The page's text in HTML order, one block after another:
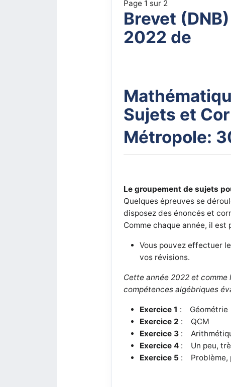
Page 1 sur 2
Brevet (DNB)
2022 de
Sujets et
Métropole:
Le groupement de sujets
Quelques épreuves se
disposez des énoncés et
Comme chaque année, il
Vous pouvez effectuer
vos révisions.
Cette année 2022 et
compétences algébriques
Exercice 1 : Géométrie
Exercice 2 :
QCM
Exercice 3 :
Exercice 4 :
Un peu,
Exercice 5 :